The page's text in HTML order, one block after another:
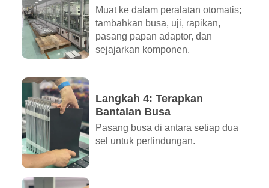
Muat ke dalam peralatan otomatis;
tambahkan busa, uji, rapikan,
pasang papan adaptor, dan
sejajarkan komponen.
Langkah 4: Terapkan
Bantalan Busa
Pasang busa di antara setiap dua
sel untuk perlindungan.